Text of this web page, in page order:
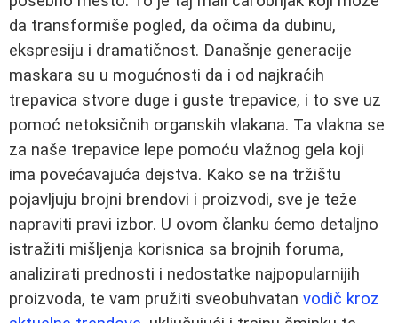
da transformiše pogled, da očima da dubinu,
ekspresiju i dramatičnost. Današnje generacije
maskara su u mogućnosti da i od najkraćih
trepavica stvore duge i guste trepavice, i to sve uz
pomoć netoksičnih organskih vlakana. Ta vlakna se
za naše trepavice lepe pomoću vlažnog gela koji
ima povećavajuća dejstva. Kako se na tržištu
pojavljuju brojni brendovi i proizvodi, sve je teže
napraviti pravi izbor. U ovom članku ćemo detaljno
istražiti mišljenja korisnica sa brojnih foruma,
analizirati prednosti i nedostatke najpopularnijih
proizvoda, te vam pružiti sveobuhvatan vodič kroz